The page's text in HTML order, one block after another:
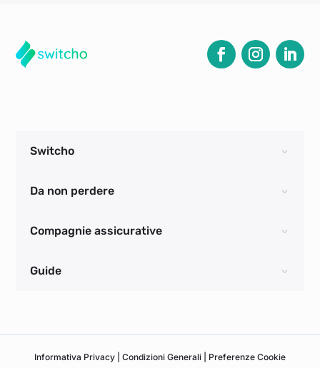
Switcho
Da non perdere
Compagnie assicurative
Guide
Informativa Privacy Condizioni Generali Preferenze Cookie